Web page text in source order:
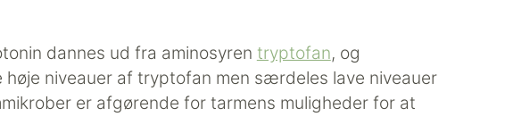
dannes ud fra aminosyren tryptofan, og
niveauer af tryptofan men særdeles lave niveauer
er afgørende for tarmens muligheder for at